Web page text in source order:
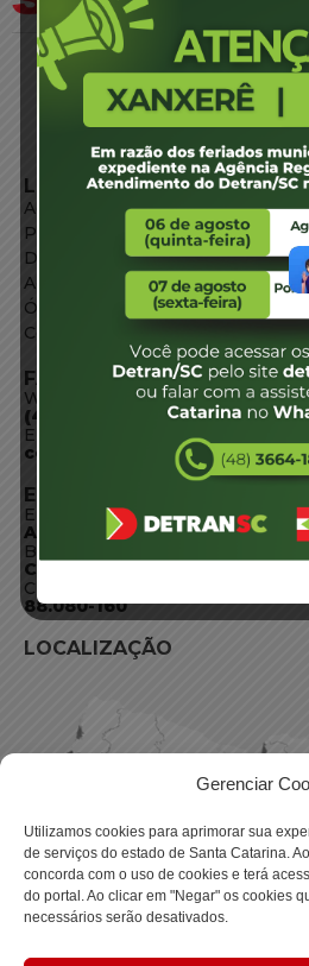
Gerenciar
Utilizamos cookies para aprimorar sua
de serviços do estado de Santa Catarina.
concorda com o uso de cookies e terá
do portal. Ao clicar em "Negar" os cookies
necessários serão desativados.
LINKS EXTERNOS
Agência de Notícias
Portal de Serviços
Diário Oficial
Acesso à Informação
Órgãos do Governo
Conheça SC
FALE CONOSCO
WhatsApp:
(48) 3664-1800
E-mail:
ENDEREÇO
Endereço:
Av. Almirante Tamandaré -
Bairro:
Coqueiros, Florianópolis SC
CEP:
88.080-160
LOCALIZAÇÃO